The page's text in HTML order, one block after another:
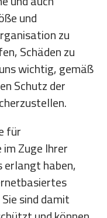
und
zu
Schäden zu
wichtig, gemäß
Schutz der
für
Zuge Ihrer
haben,
sind damit